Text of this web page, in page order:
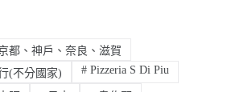
都、神戶、奈良、滋賀
(不分國家) #Pizzeria S Di Piu